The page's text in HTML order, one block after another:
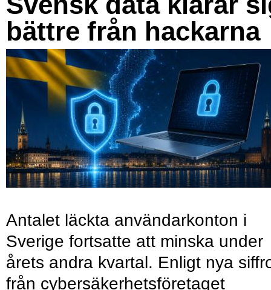
bättre från hackarna
Antalet läckta användarkonton i
Sverige fortsatte att minska under
årets andra kvartal. Enligt nya
från cybersäkerhetsföretaget